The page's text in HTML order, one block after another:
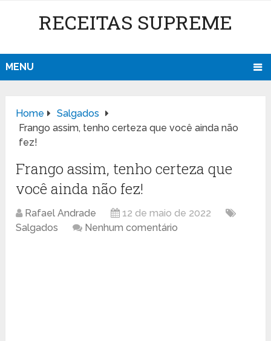
RECEITAS SUPREME
MENU
Home
Salgados
Frango assim, tenho certeza que você ainda não
fez!
Frango assim, tenho certeza que
você ainda não fez!
Rafael Andrade
12 de maio de 2022
Salgados
Nenhum comentário